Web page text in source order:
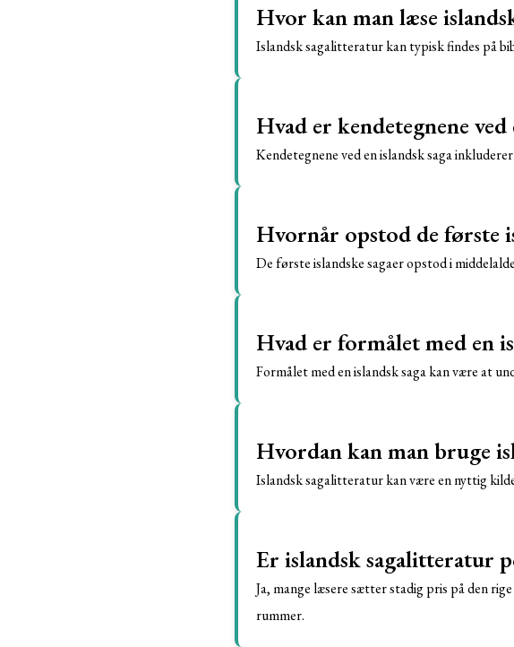
Hvor kan man læse
Islandsk sagalitteratur kan typisk findes på
Hvad er kendetegnene ved
Kendetegnene ved en islandsk saga
Hvornår opstod de første
De første islandske sagaer opstod i
Hvad er formålet med en
Formålet med en islandsk saga kan være at
Hvordan kan man bruge
Islandsk sagalitteratur kan være en nyttig
Er islandsk sagalitteratur
Ja, mange læsere sætter stadig pris på den
rummer.